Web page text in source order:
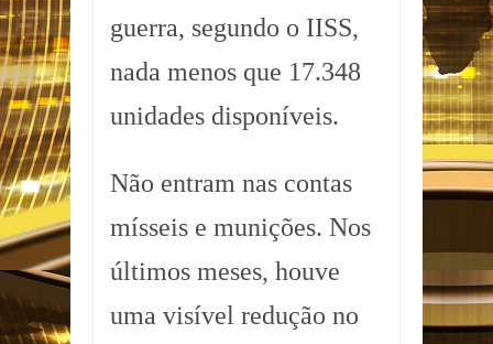
guerra, segundo o IISS,
nada menos que 17.348
unidades disponíveis.
Não entram nas contas
mísseis e munições. Nos
últimos meses, houve
uma visível redução no